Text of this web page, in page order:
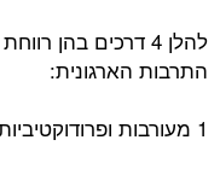
להלן 4 דרכים בהן
התרבות הארגונית:
1 מעורבות ופרודוקטיביות מוגברת: